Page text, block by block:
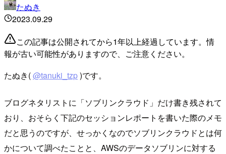
たぬき
2023.09.29
この記事は公開されてから1年以上経過しています。情
報が古い可能性がありますので、ご注意ください。
たぬき(@tanuki_tzp)です。
ブログネタリストに「ソブリンクラウド」だけ書き残されて
おり、おそらく下記のセッションレポートを書いた際のメモ
だと思うのですが、せっかくなのでソブリンクラウドとは何
かについて調べたことと、AWSのデータソブリンに対する